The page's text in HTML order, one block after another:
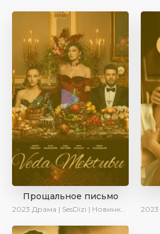
Прощальное письмо
2023 Драма | SesDizi | Новинки | Сериалы 2023 2023